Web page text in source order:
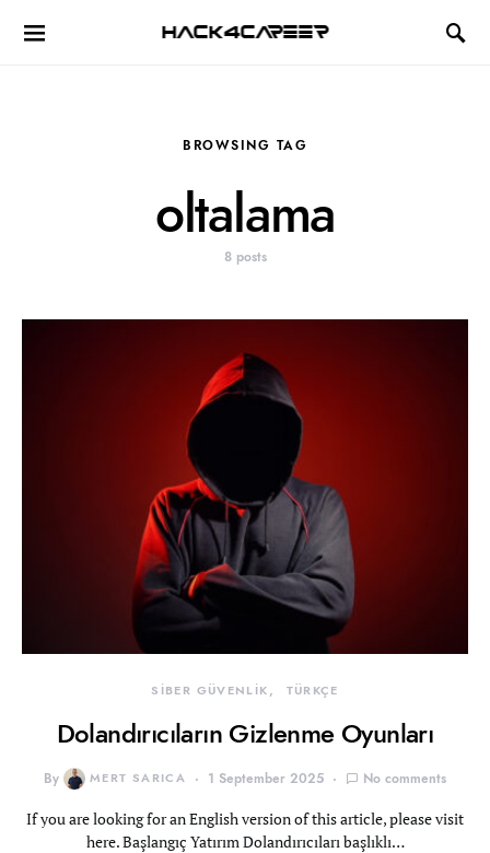
Hack4Career
BROWSING TAG
oltalama
8 posts
SİBER GÜVENLİK TÜRKÇE
Dolandırıcıların Gizlenme Oyunları
By MERT SARICA 1 September 2025 No comments
If you are looking for an English version of this article, please visit
here. Başlangıç Yatırım Dolandırıcıları başlıklı…